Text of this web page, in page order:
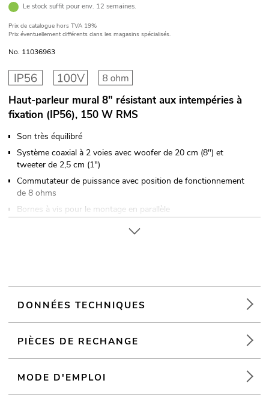
Le stock suffit pour env. 12 semaines.
Prix de catalogue hors TVA 19%
Prix éventuellement différents dans les magasins spécialisés.
No. 11036963
Haut-parleur mural 8" résistant aux intempéries à
fixation (IP56), 150 W RMS
Son très équilibré
Système coaxial à 2 voies avec woofer de 20 cm (8") et
tweeter de 2,5 cm (1")
Commutateur de puissance avec position de fonctionnement
de 8 ohms
Bornes à vis pour le montage en parallèle
sportifs/centres de fitness; salle polyvalente
DONNÉES TECHNIQUES
PIÈCES DE RECHANGE
MODE D'EMPLOI